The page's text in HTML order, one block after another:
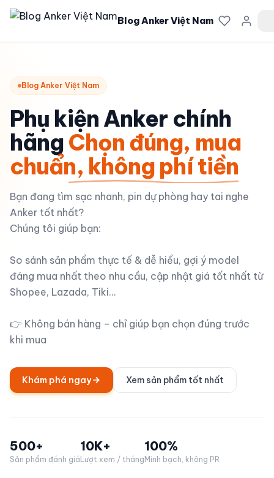
Blog Anker Việt Nam
Blog Anker Việt Nam
Phụ kiện Anker chính
hãngChọn đúng, mua
chuẩn, không phí tiền
Bạn đang tìm sạc nhanh, pin dự phòng hay tai nghe
Anker tốt nhất?
Chúng tôi giúp bạn:
So sánh sản phẩm thực tế & dễ hiểu, gợi ý model
đáng mua nhất theo nhu cầu, cập nhật giá tốt nhất từ
Shopee, Lazada, Tiki...
👉 Không bán hàng – chỉ giúp bạn chọn đúng trước
khi mua
Khám phá ngay Xem sản phẩm tốt nhất
500+
Sản phẩm đánh giá
10K+
Lượt xem / tháng
100%
Minh bạch, không PR